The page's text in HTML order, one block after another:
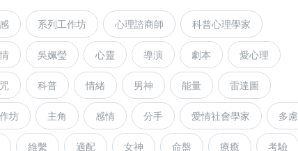
系列工作坊 心理諮商師 科普心理學家
吳姵瑩 心靈 導演 劇本 愛心理
科普 情緒 男神 能量 雷達圖
坊 主角 感情 分手 愛情社會學家 多慮
維繫 適配 女神 命盤 療癒 考驗